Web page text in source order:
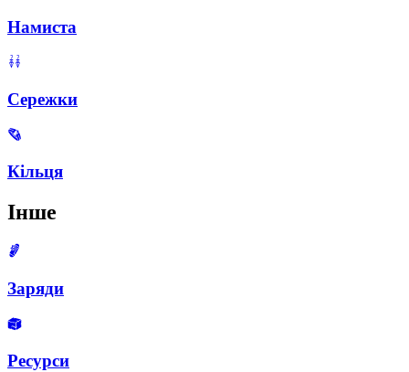
Намиста
Сережки
Кільця
Інше
Заряди
Ресурси